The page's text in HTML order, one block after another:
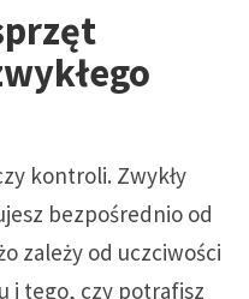
kontroli. Zwykły
bezpośrednio od
zależy od uczciwości
i tego, czy potrafisz